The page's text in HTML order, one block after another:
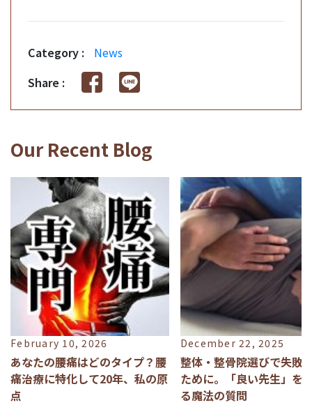
Category :
News
Share :
Our Recent Blog
February 10, 2026
あなたの腰痛はどのタイプ？腰
痛治療に特化して20年、私の原
点
December 22, 2025
整体・整骨院選びで失敗
ために。「良い先生」を
る魔法の質問